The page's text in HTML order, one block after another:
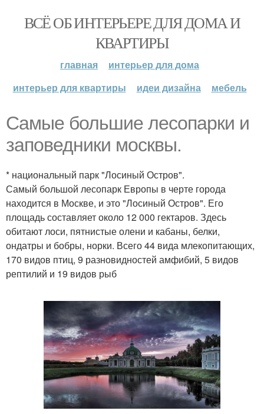
ВСЁ ОБ ИНТЕРЬЕРЕ ДЛЯ ДОМА И
КВАРТИРЫ
главная
интерьер для дома
интерьер для квартиры
идеи дизайна мебель
Самые большие лесопарки и
заповедники москвы.
* национальный парк "Лосиный Остров".
Самый большой лесопарк Европы в черте города
находится в Москве, и это "Лосиный Остров". Его
площадь составляет около 12 000 гектаров. Здесь
обитают лоси, пятнистые олени и кабаны, белки,
ондатры и бобры, норки. Всего 44 вида млекопитающих,
170 видов птиц, 9 разновидностей амфибий, 5 видов
рептилий и 19 видов рыб